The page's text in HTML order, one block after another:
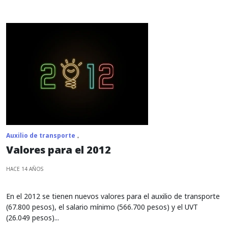
Auxilio de transporte
Valores para el 2012
HACE 14 AÑOS
En el 2012 se tienen nuevos valores para el auxilio de transporte
(67.800 pesos), el salario mínimo (566.700 pesos) y el UVT
(26.049 pesos)...